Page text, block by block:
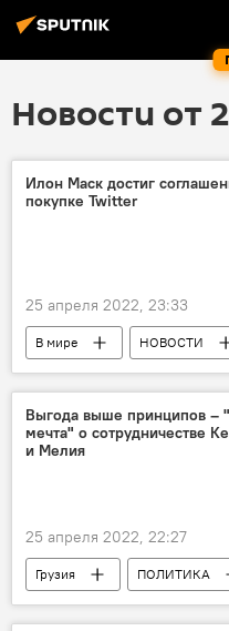
Новости от
Илон Маск достиг
покупке Twitter
25 апреля 2022, 23:33
В мире НОВОСТИ
Twitter
Илон Маск
Выгода выше принципов –
мечта" о сотрудничестве
и Мелия
25 апреля 2022, 22:27
Грузия ПОЛИТИКА
Давид Кезерашвили